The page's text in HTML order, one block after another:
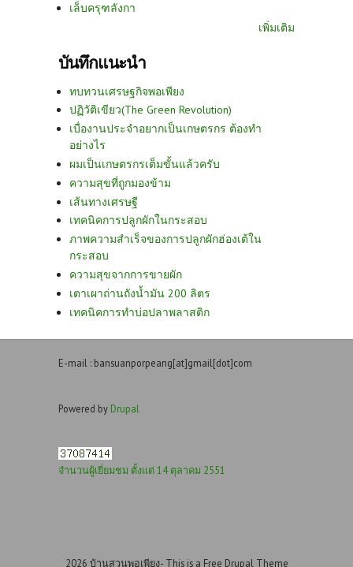
เล็บครุฑลังกา
เพิ่มเติม
บันทึกแนะนำ
ทบทวนเศรษฐกิจพอเพียง
ปฏิวัติเขียว(The Green Revolution)
เบื่องานประจำอยากเป็นเกษตรกร ต้องทำ
อย่างไร
ผมเป็นเกษตรกรเต็มขั้นแล้วครับ
ความสุขที่ถูกมองข้าม
เส้นทางเศรษฐี
เทคนิคการปลูกผักในกระสอบ
ภาพความสำเร็จของการปลูกผักฮ่องเต้ใน
กระสอบ
ความสุขจากการขายผัก
เตาเผาถ่านถังน้ำมัน 200 ลิตร
เทคนิคการทำบ่อปลาพลาสติก
E-mail : bansuanporpeang[at]gmail[dot]com
Powered by Drupal
จำนวนผู้เยี่ยมชม ตั้งแต่ 14 ตุลาคม 2551
2026 บ้านสวนพอเพียง- This is a Free Drupal Theme